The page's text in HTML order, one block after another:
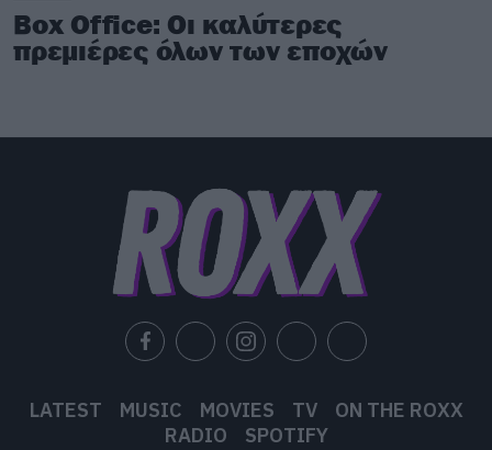
Box Office: Οι καλύτερες
πρεμιέρες όλων των εποχών
LATEST MUSIC MOVIES TV
ON THE ROXX
RADIO
SPOTIFY